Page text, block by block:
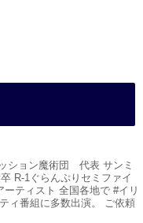
ション魔術団 代表 サンミ
R-1ぐらんぷりセミファイ
ーティスト 全国各地で #イリ
ィ番組に多数出演。 ご依頼